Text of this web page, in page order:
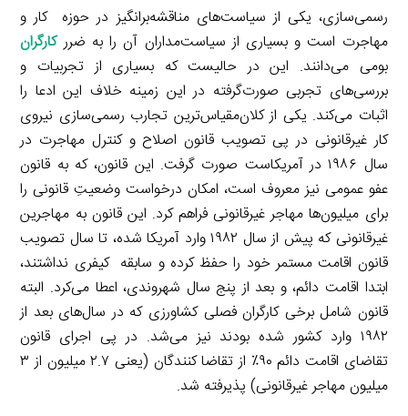
رسمی‌سازی، یکی از سیاست‌های مناقشه‌برانگیز در حوزه کار و
مهاجرت است و بسیاری از سیاست‌مداران آن را به ضررکارگران
بومی می‌دانند. این در حالیست که بسیاری از تجربیات و
بررسی‌های تجربی صورت‌گرفته در این زمینه خلاف این ادعا را
اثبات می‌کند. یکی از کلان‌مقیاس‌ترین تجارب رسمی‌سازی نیروی
کار غیرقانونی در پی تصویب قانون اصلاح و کنترل مهاجرت در
سال ۱۹۸۶ در آمریکاست صورت گرفت. این قانون، که به قانون
عفو عمومی نیز معروف است، امکان درخواست وضعیتِ قانونی را
برای میلیون‌ها مهاجر غیرقانونی فراهم کرد. این قانون به مهاجرین
غیرقانونی که پیش از سال ۱۹۸۲ وارد آمریکا شده، تا سال تصویب
قانون اقامت مستمر خود را حفظ کرده و سابقه کیفری نداشتند،
ابتدا اقامت دائم، و بعد از پنج سال شهروندی، اعطا می‌کرد. البته
قانون شامل برخی کارگران فصلی کشاورزی که در سال‌های بعد از
۱۹۸۲ وارد کشور شده بودند نیز می‌شد. در پی اجرای قانون
تقاضای اقامت دائم ۹۰٪ از تقاضا کنندگان (یعنی ۲.۷ میلیون از ۳
میلیون مهاجر غیرقانونی) پذیرفته شد.